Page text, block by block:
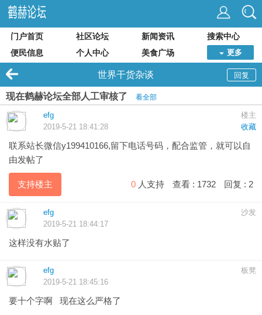
门户首页 社区论坛 新闻资讯
搜索中心
便民信息
个人中心 美食广场 更多
回复
世界干货杂谈
现在鹤赫论坛全部人工审核了 看全部
楼主
efg
收藏
2019-5-21 18:41:28
联系站长微信y199410166,留下电话号码，配合监管，就可以自
由发帖了
支持楼主 0 人支持 查看 : 1732 回复 : 2
沙发
efg
2019-5-21 18:44:17
这样没有水贴了
板凳
efg
2019-5-21 18:45:16
要十个字啊 现在这么严格了